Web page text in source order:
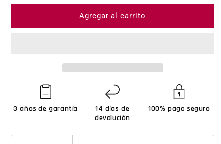
Agregar al carrito
3 años de garantía
14 días de
devolución
100% pago seguro